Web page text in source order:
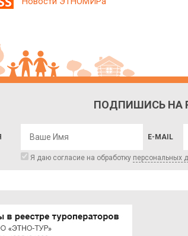
ПОДПИШИСЬ НА
E-MAIL
Я даю согласие на обработку персональных